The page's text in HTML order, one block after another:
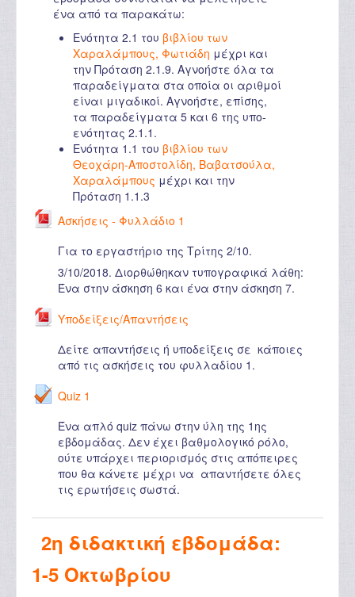
ένα από τα παρακάτω:
Ενότητα 2.1 του βιβλίου των
Χαραλάμπους, Φωτιάδη μέχρι και
την Πρόταση 2.1.9. Αγνοήστε όλα τα
παραδείγματα στα οποία οι αριθμοί
είναι μιγαδικοί. Αγνοήστε, επίσης,
τα παραδείγματα 5 και 6 της υπο-
ενότητας 2.1.1.
Ενότητα 1.1 του βιβλίου των
Θεοχάρη-Αποστολίδη, Βαβατσούλα,
Χαραλάμπους μέχρι και την
Πρόταση 1.1.3
Ασκήσεις - Φυλλάδιο 1
Για το εργαστήριο της Τρίτης 2/10.
3/10/2018. Διορθώθηκαν τυπογραφικά λάθη:
Ένα στην άσκηση 6 και ένα στην άσκηση 7.
Υποδείξεις/Απαντήσεις
Δείτε απαντήσεις ή υποδείξεις σε κάποιες
από τις ασκήσεις του φυλλαδίου 1.
Quiz 1
Ένα απλό quiz πάνω στην ύλη της 1ης
εβδομάδας. Δεν έχει βαθμολογικό ρόλο,
ούτε υπάρχει περιορισμός στις απόπειρες
που θα κάνετε μέχρι να απαντήσετε όλες
τις ερωτήσεις σωστά.
2η διδακτική εβδομάδα:
1-5 Οκτωβρίου